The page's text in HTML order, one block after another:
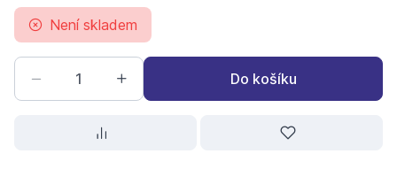
Není skladem
Do košíku